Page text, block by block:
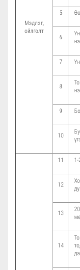
Мэдлэг,
ойлголт
5
6
7
8
9
10
11
12
13
14